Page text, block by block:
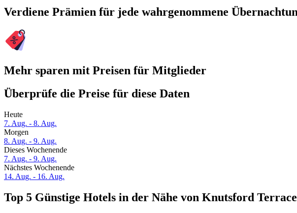
Verdiene Prämien für jede wahrgenommene
Mehr sparen mit Preisen für Mitglieder
Überprüfe die Preise für diese Daten
Heute
7. Aug. - 8. Aug.
Morgen
8. Aug. - 9. Aug.
Dieses Wochenende
7. Aug. - 9. Aug.
Nächstes Wochenende
14. Aug. - 16. Aug.
Top 5 Günstige Hotels in der Nähe von Knutsford